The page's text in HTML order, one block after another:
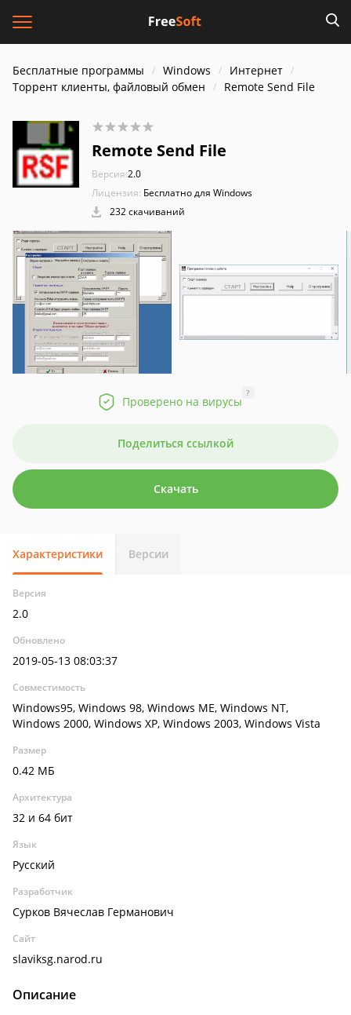
Бесплатные программы Windows
Интернет
Торрент клиенты, файловый обмен
Remote Send File
Remote Send File
Версия:2.0
Лицензия: Бесплатно для Windows
232 скачиваний
Проверено на вирусы
?
Поделиться ссылкой
Скачать
Характеристики Версии
Версия
2.0
Обновлено
2019-05-13 08:03:37
Совместимость
Windows95, Windows 98, Windows ME, Windows NT,
Windows 2000, Windows XP, Windows 2003, Windows Vista
Размер
0.42 МБ
Архитектура
32 и 64 бит
Язык
Русский
Разработчик
Сурков Вячеслав Германович
Сайт
slaviksg.narod.ru
Описание